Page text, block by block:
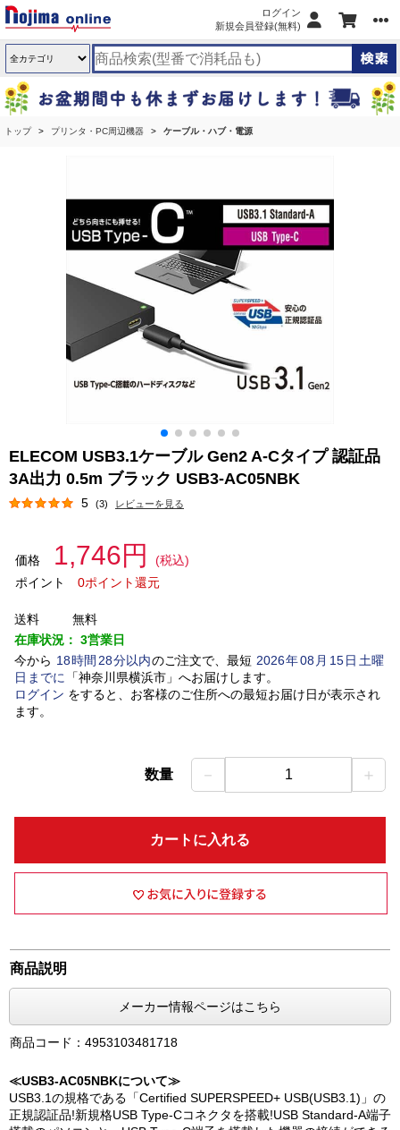
ログイン
新規会員登録(無料)
トップ プリンタ・PC周辺機器 ケーブル・ハブ・電源
ELECOM USB3.1ケーブル Gen2 A-Cタイプ 認証品
3A出力 0.5m ブラック USB3-AC05NBK
5 (3) レビューを見る
価格 1,746円
(税込)
ポイント
0ポイント還元
送料
無料
在庫状況： 3営業日
今から 18時間 28分以内のご注文で、最短 2026年08 月 15日土曜
日 までに 「神奈川県横浜市」 へお届けします。
ログイン をすると、お客様のご住所への最短お届け日が表示され
ます。
数量 － 1 ＋
カートに入れる
商品説明
メーカー情報ページはこちら
商品コード：4953103481718
≪USB3-AC05NBKについて≫
USB3.1の規格である「Certified SUPERSPEED+ USB(USB3.1)」の
正規認証品!新規格USB Type-Cコネクタを搭載!USB Standard-A端子